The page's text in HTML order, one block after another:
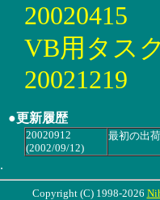
.
20020415
VB用タス
20021219
●更新履歴
20020912
(2002/09/12)
最初の出荷
Copyright (C) 1998-2026